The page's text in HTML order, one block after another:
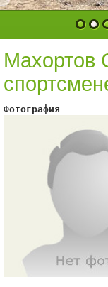
1 2
Махортов
Фотография